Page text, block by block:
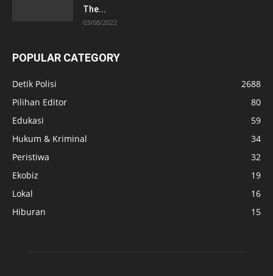
The...
03/08/2022
POPULAR CATEGORY
Detik Polisi
2688
Pilihan Editor
80
Edukasi
59
Hukum & Kriminal
34
Peristiwa
32
Ekobiz
19
Lokal
16
Hiburan
15